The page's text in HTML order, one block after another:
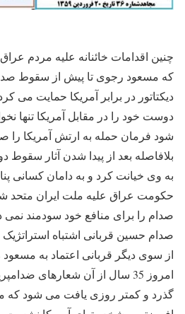
چنین اقدامات خائنانه علیه مردم
که مسعود رجوی تا پیش از سقوط
دیکتاتور در برابر آمریکا حمایت می
دوست خود را در مقابل آمریکا تنها
شود فرمان حمله به ارتش آمریکا را
بلافاصله بعد از پیدا شدن آثار
به وی خیانت کرد و به دامان کسانی
حکومت عراق علیه ملت ایران متحد
صدام را برای منافع خود سودمند نمی
صدام حسین قربانی اشتباه استراتژیک
از سوی دیگر قربانی اعتماد به
امروز 35 سال از آن شعارهای
گذرد و کمتر روزی یافت می شود که